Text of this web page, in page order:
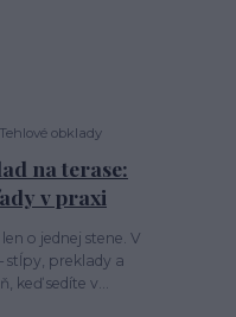
Tehlové obklady
na terase:
v praxi
o jednej stene. V
stĺpy, preklady a
keď sedíte v...